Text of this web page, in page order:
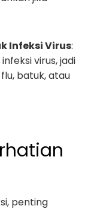
Infeksi Virus:
virus, jadi
batuk, atau
penting